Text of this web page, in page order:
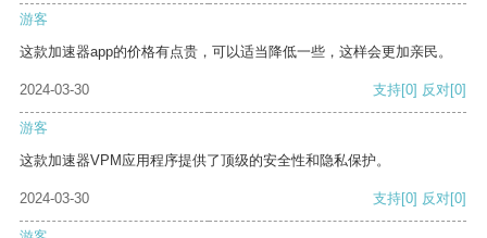
游客
这款加速器app的价格有点贵，可以适当降低一些，这样会更加亲民。
2024-03-30 支持[0] 反对[0]
游客
这款加速器VPM应用程序提供了顶级的安全性和隐私保护。
2024-03-30 支持[0] 反对[0]